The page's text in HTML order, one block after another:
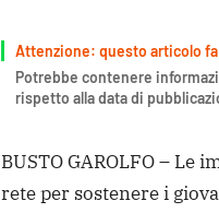
Attenzione: questo articolo
Potrebbe contenere
rispetto alla data di
BUSTO GAROLFO – Le
rete per sostenere i